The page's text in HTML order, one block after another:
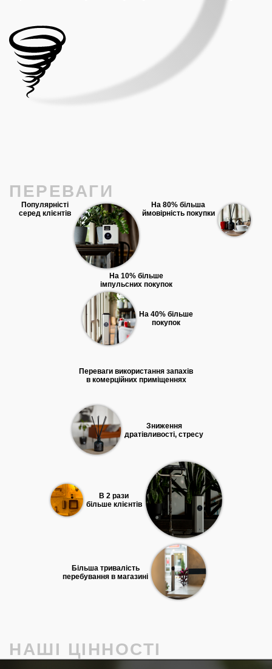
ПЕРЕВАГИ
Популярністі
серед клієнтів
На 80% більша
ймовірність покупки
На 10% більше
імпульсних покупок
На 40% більше
покупок
Переваги використання запахів
в комерційних приміщеннях
Зниження
дратівливості, стресу
В 2 рази
більше клієнтів
Більша тривалість
перебування в магазині
НАШІ ЦІННОСТІ